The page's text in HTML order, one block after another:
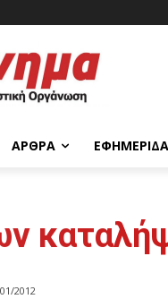
ΆΡΘΡΑ ΕΦΗΜΕΡΊΔΑ
2012